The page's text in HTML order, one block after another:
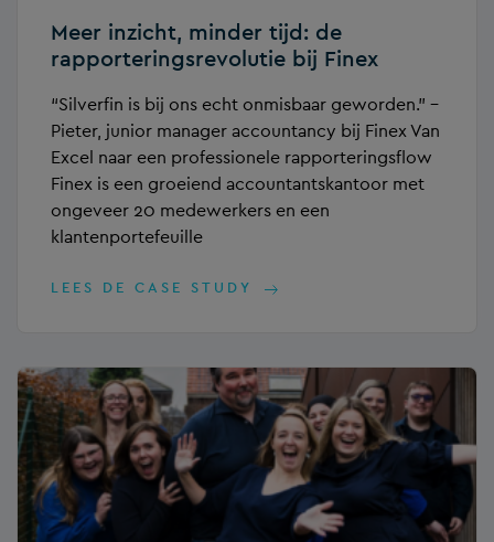
Meer inzicht, minder tijd: de
rapporteringsrevolutie bij Finex
“Silverfin is bij ons echt onmisbaar geworden.” –
Pieter, junior manager accountancy bij Finex Van
Excel naar een professionele rapporteringsflow
Finex is een groeiend accountantskantoor met
ongeveer 20 medewerkers en een
klantenportefeuille
LEES DE CASE STUDY